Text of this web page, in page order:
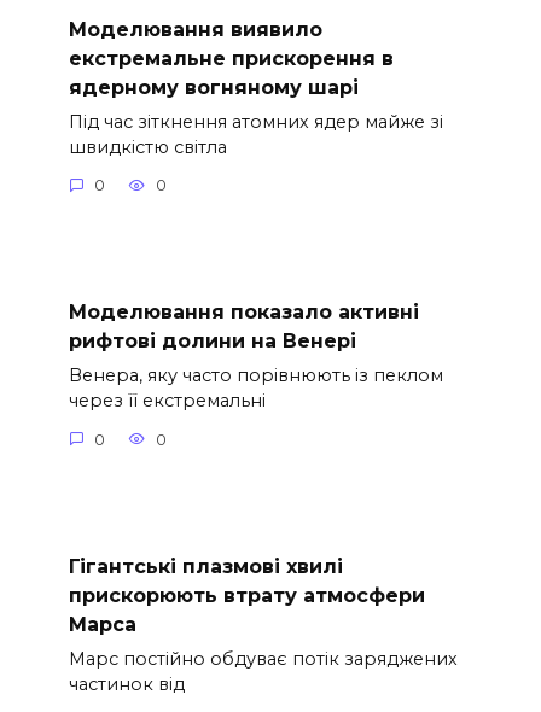
Моделювання виявило
екстремальне прискорення в
ядерному вогняному шарі
Під час зіткнення атомних ядер майже зі
швидкістю світла
0 0
Моделювання показало активні
рифтові долини на Венері
Венера, яку часто порівнюють із пеклом
через її екстремальні
0 0
Гігантські плазмові хвилі
прискорюють втрату атмосфери
Марса
Марс постійно обдуває потік заряджених
частинок від